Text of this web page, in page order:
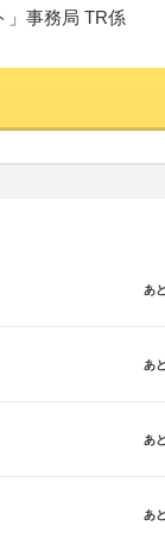
」事務局 TR係
あと
あと
あと
あと